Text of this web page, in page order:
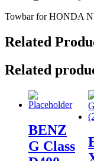
Towbar for HONDA
Related
Related
BENZ
G Class